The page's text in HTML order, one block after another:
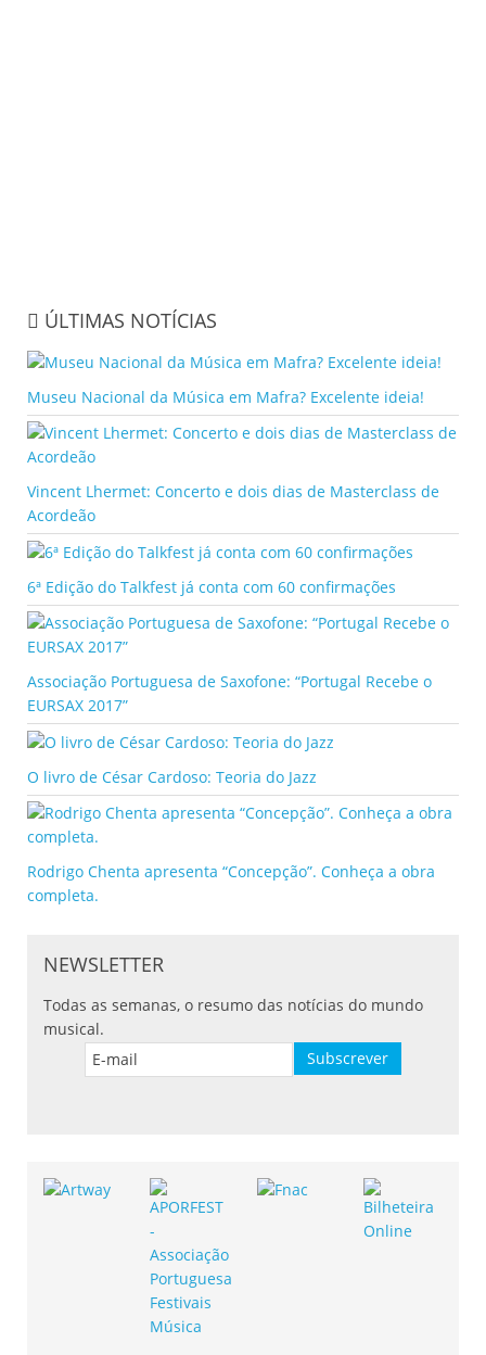
ÚLTIMAS NOTÍCIAS
Museu Nacional da Música em Mafra? Excelente ideia!
Vincent Lhermet: Concerto e dois dias de Masterclass de
Acordeão
6ª Edição do Talkfest já conta com 60 confirmações
Associação Portuguesa de Saxofone: “Portugal Recebe o
EURSAX 2017”
O livro de César Cardoso: Teoria do Jazz
Rodrigo Chenta apresenta “Concepção”. Conheça a obra
completa.
NEWSLETTER
Todas as semanas, o resumo das notícias do mundo
musical.